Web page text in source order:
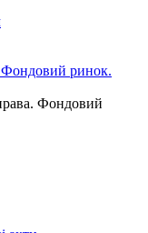
Фондовий ринок.
Фондовий